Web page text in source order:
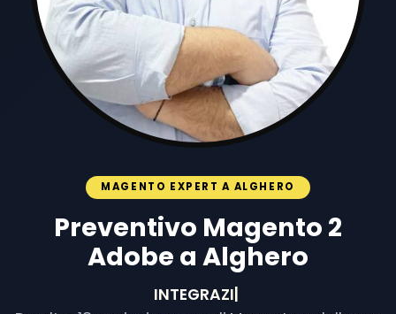
MAGENTO EXPERT A ALGHERO
Preventivo Magento 2
Adobe a Alghero
INTEGRAZIONI E S